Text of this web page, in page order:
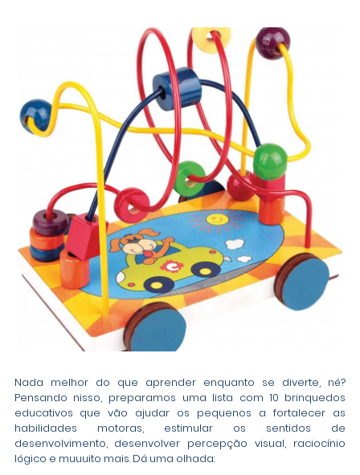
Nada melhor do que aprender enquanto se diverte, né?
Pensando nisso, preparamos uma lista com 10 brinquedos
educativos que vão ajudar os pequenos a fortalecer as
habilidades motoras, estimular os sentidos de
desenvolvimento, desenvolver percepção visual, raciocínio
lógico e muuuito mais. Dá uma olhada: